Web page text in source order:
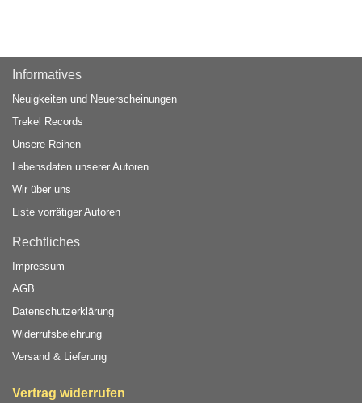
Informatives
Neuigkeiten und Neuerscheinungen
Trekel Records
Unsere Reihen
Lebensdaten unserer Autoren
Wir über uns
Liste vorrätiger Autoren
Rechtliches
Impressum
AGB
Datenschutzerklärung
Widerrufsbelehrung
Versand & Lieferung
Vertrag widerrufen